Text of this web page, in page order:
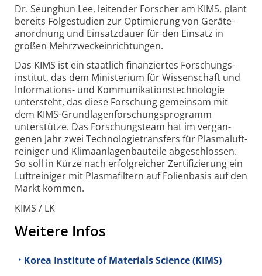
Dr. Seunghun Lee, leitender Forscher am KIMS, plant
bereits Folge­studien zur Opti­mierung von Geräte­
anordnung und Einsatz­dauer für den Einsatz in
großen Mehr­zweck­ein­richtungen.
Das KIMS ist ein staat­lich finan­ziertes For­schungs­
institut, das dem Mini­sterium für Wissen­schaft und
Infor­mations- und Kommu­nikations­technologie
unter­steht, das diese For­schung gemein­sam mit
dem KIMS-Grund­lagen­forschungs­programm
unterstütze. Das For­schungs­team hat im ver­gan­
genen Jahr zwei Techno­logie­transfers für Plasma­luft­
reiniger und Klima­anlagen­bauteile ab­ge­schlos­sen.
So soll in Kürze nach erfolgreicher Zer­ti­fi­zierung ein
Luft­reiniger mit Plasma­filtern auf Folien­basis auf den
Markt kommen.
KIMS / LK
Weitere Infos
Korea Institute of Materials Science (KIMS)